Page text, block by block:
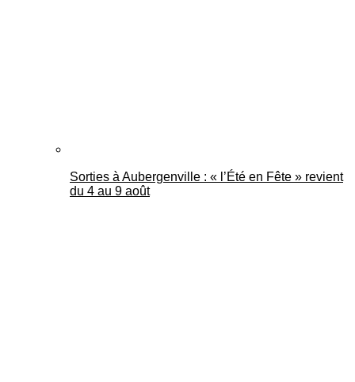
Sorties à Aubergenville : « l’Été en Fête » revient
du 4 au 9 août